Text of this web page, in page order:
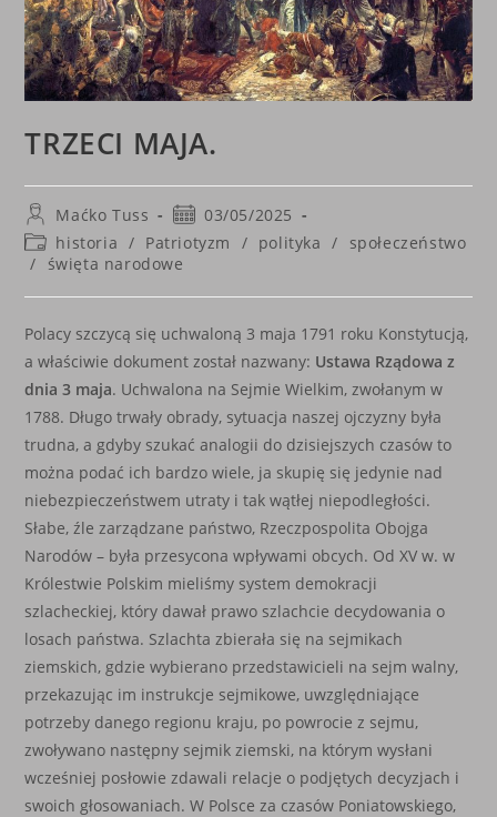
TRZECI MAJA.
Post
author:
Maćko Tuss
Post
published:
03/05/2025
Post
category:
historia / Patriotyzm / polityka /
społeczeństwo
/
święta narodowe
Polacy szczycą się uchwaloną 3 maja 1791 roku Konstytucją,
a właściwie dokument został nazwany: Ustawa Rządowa z
dnia 3 maja. Uchwalona na Sejmie Wielkim, zwołanym w
1788. Długo trwały obrady, sytuacja naszej ojczyzny była
trudna, a gdyby szukać analogii do dzisiejszych czasów to
można podać ich bardzo wiele, ja skupię się jedynie nad
niebezpieczeństwem utraty i tak wątłej niepodległości.
Słabe, źle zarządzane państwo, Rzeczpospolita Obojga
Narodów – była przesycona wpływami obcych. Od XV w. w
Królestwie Polskim mieliśmy system demokracji
szlacheckiej, który dawał prawo szlachcie decydowania o
losach państwa. Szlachta zbierała się na sejmikach
ziemskich, gdzie wybierano przedstawicieli na sejm walny,
przekazując im instrukcje sejmikowe, uwzględniające
potrzeby danego regionu kraju, po powrocie z sejmu,
zwoływano następny sejmik ziemski, na którym wysłani
wcześniej posłowie zdawali relacje o podjętych decyzjach i
swoich głosowaniach. W Polsce za czasów Poniatowskiego,